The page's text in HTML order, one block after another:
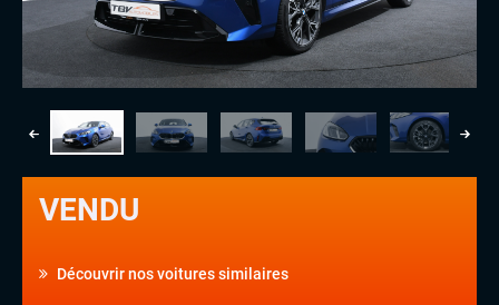
VENDU
Découvrir nos voitures similaires